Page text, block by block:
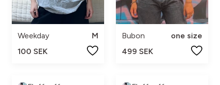
Weekday
M
100 SEK
Bubon
one size
499 SEK